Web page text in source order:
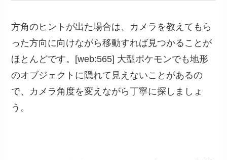
方角のヒントが出た場合は、カメラを教えてもら
った方向に向けながら移動すれば見つかることが
ほとんどです。[web:565] 大型ポケモンでも地形
のオブジェクトに隠れて見えないことがあるの
で、カメラ角度を変えながら丁寧に探しましょ
う。